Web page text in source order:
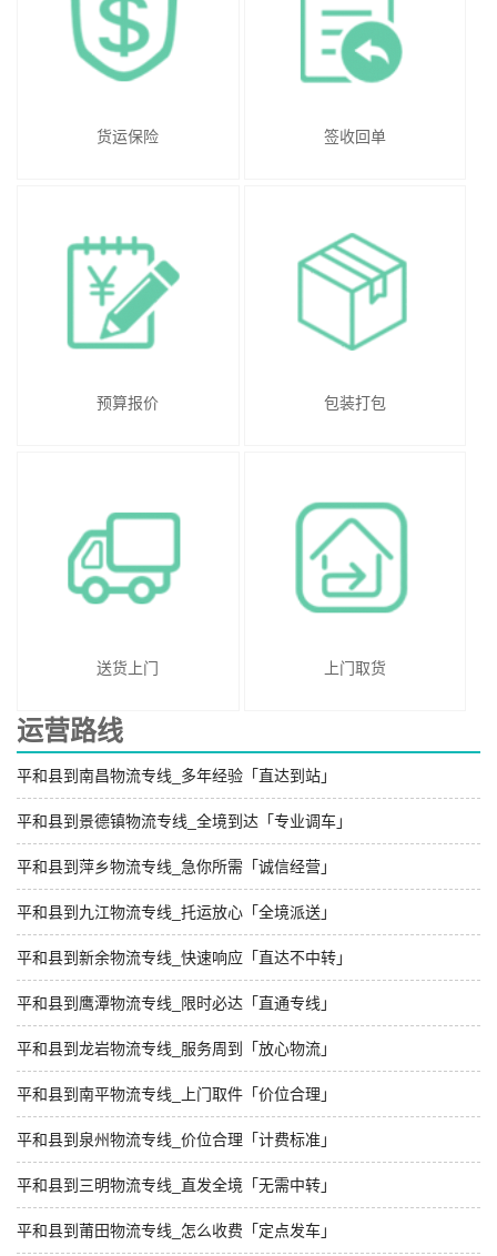
货运保险 签收回单
预算报价 包装打包
送货上门 上门取货
运营路线
平和县到南昌物流专线_多年经验「直达到站」
平和县到景德镇物流专线_全境到达「专业调车」
平和县到萍乡物流专线_急你所需「诚信经营」
平和县到九江物流专线_托运放心「全境派送」
平和县到新余物流专线_快速响应「直达不中转」
平和县到鹰潭物流专线_限时必达「直通专线」
平和县到龙岩物流专线_服务周到「放心物流」
平和县到南平物流专线_上门取件「价位合理」
平和县到泉州物流专线_价位合理「计费标准」
平和县到三明物流专线_直发全境「无需中转」
平和县到莆田物流专线_怎么收费「定点发车」